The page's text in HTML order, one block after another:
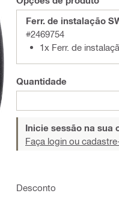
Ferr. de instalação
#2469754
1x Ferr. de
Quantidade
Inicie sessão na sua
Faça login ou
Desconto